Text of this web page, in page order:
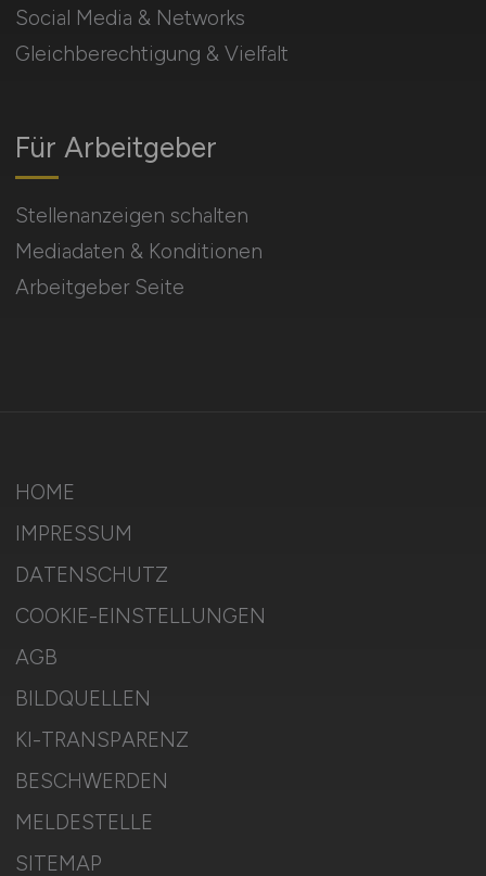
Social Media & Networks
Gleichberechtigung & Vielfalt
Für Arbeitgeber
Stellenanzeigen schalten
Mediadaten & Konditionen
Arbeitgeber Seite
HOME
IMPRESSUM
DATENSCHUTZ
COOKIE-EINSTELLUNGEN
AGB
BILDQUELLEN
KI-TRANSPARENZ
BESCHWERDEN
MELDESTELLE
SITEMAP